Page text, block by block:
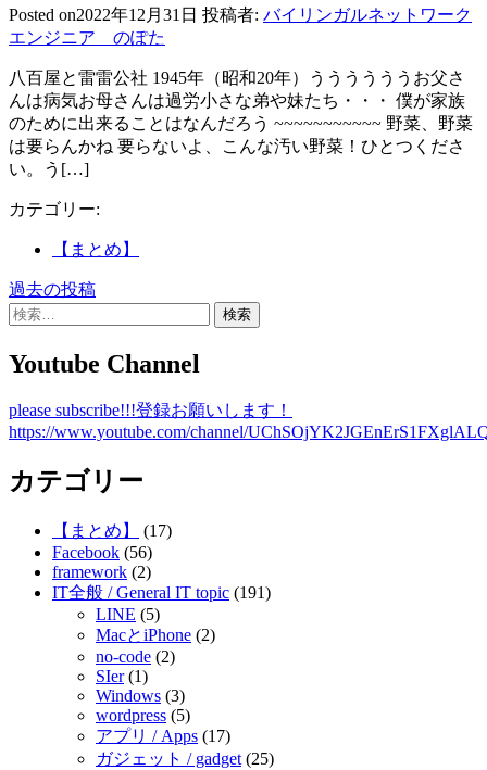
Posted on2022年12月31日 投稿者: バイリンガルネットワーク
エンジニア のぽた
八百屋と雷雷公社 1945年（昭和20年）ううううううお父さ
んは病気お母さんは過労小さな弟や妹たち・・・ 僕が家族
のために出来ることはなんだろう ~~~~~~~~~~~ 野菜、野菜
は要らんかね 要らないよ、こんな汚い野菜！ひとつくださ
い。う[…]
カテゴリー:
【まとめ】
投
稿
ナ
ビ
ゲ
ー
過去の投稿
検
Youtube Channel
please subscribe!!!登録お願いします！
https://www.youtube.com/channel/
カテゴリー
【まとめ】
(17)
Facebook (56)
framework (2)
IT全般 / General IT topic (191)
LINE (5)
MacとiPhone (2)
no-code (2)
SIer(1)
Windows (3)
wordpress (5)
アプリ / Apps (17)
ガジェット / gadget (25)